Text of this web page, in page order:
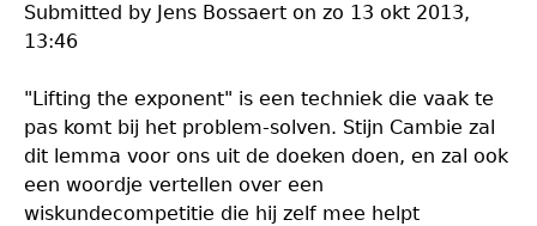
Submitted by Jens Bossaert on zo 13 okt 2013,
13:46
"Lifting the exponent" is een techniek die vaak te
pas komt bij het problem-solven. Stijn Cambie zal
dit lemma voor ons uit de doeken doen, en zal ook
een woordje vertellen over een
wiskundecompetitie die hij zelf mee helpt